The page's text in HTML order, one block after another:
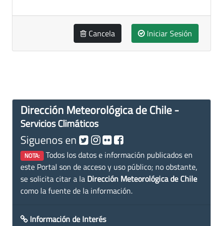
Cancela Iniciar Sesión
Dirección Meteorológica de Chile -
Servicios Climáticos
Siguenos en
NOTA: Todos los datos e información publicados en
este Portal son de acceso y uso público; no obstante,
se solicita citar a la Dirección Meteorológica de Chile
como la fuente de la información.
Información de Interés